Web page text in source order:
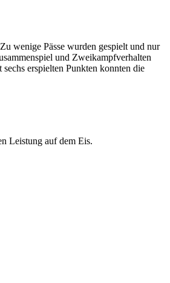
wenige Pässe wurden gespielt und nur
und Zweikampfverhalten
erspielten Punkten konnten die
Leistung auf dem Eis.